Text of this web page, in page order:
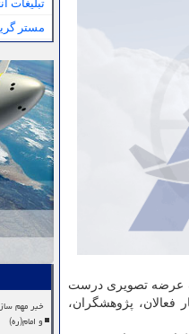
عرضه تصویری درست
پژوهشگران،
تبلیغات
مستر
خبر مهم
و امام(ره)